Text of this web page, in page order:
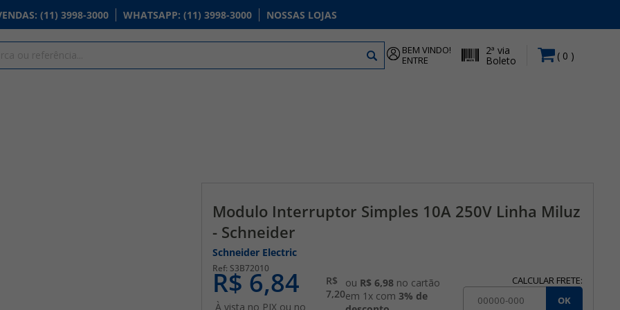
: (11) 3998-3000 WHATSAPP: (11) 3998-3000 NOSSAS LOJAS
BEM VINDO!
ENTRE
2ª via
Boleto 0
Modulo Interruptor Simples 10A 250V Linha Miluz
- Schneider
Schneider Electric
S3B72010
R$ 6,84
À vista no PIX ou no
R$
7,20
ou R$ 6,98 no cartão
em 1x com3% de
CALCULAR FRETE:
OK